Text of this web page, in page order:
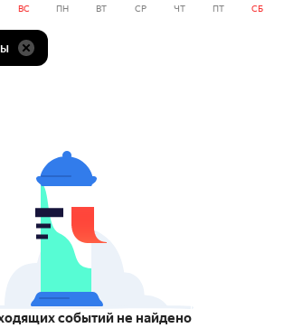
ВС ПН ВТ СР ЧТ ПТ СБ
событий не найдено